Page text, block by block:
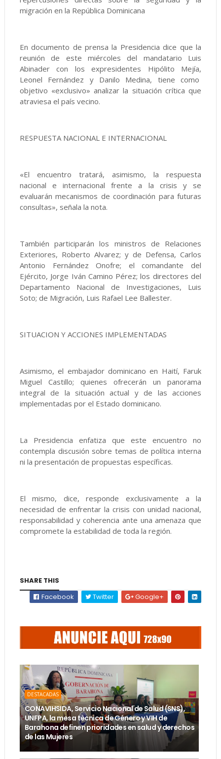
migración en la República Dominicana
En documento de prensa la Presidencia dice que la
reunión de este miércoles del mandatario Luis
Abinader con los expresidentes Hipólito Mejía,
Leonel Fernández y Danilo Medina, tiene como
objetivo «exclusivo» analizar la situación crítica que
atraviesa el país vecino.
RESPUESTA NACIONAL E INTERNACIONAL
«El encuentro tratará, asimismo, la respuesta
nacional e internacional frente a la crisis y se
evaluarán mecanismos de coordinación para futuras
consultas», señala la nota.
También participarán los ministros de Relaciones
Exteriores, Roberto Alvarez; y de Defensa, Carlos
Antonio Fernández Onofre; el comandante del
Ejército, Jorge Iván Camino Pérez; los directores del
Departamento Nacional de Investigaciones, Luis
Soto; de Migración, Luis Rafael Lee Ballester.
SITUACION Y ACCIONES IMPLEMENTADAS
Asimismo, el embajador dominicano en Haití, Faruk
Miguel Castillo; quienes ofrecerán un panorama
integral de la situación actual y de las acciones
implementadas por el Estado dominicano.
La Presidencia enfatiza que este encuentro no
contempla discusión sobre temas de política interna
ni la presentación de propuestas específicas.
El mismo, dice, responde exclusivamente a la
necesidad de enfrentar la crisis con unidad nacional,
responsabilidad y coherencia ante una amenaza que
compromete la estabilidad de toda la región.
SHARE THIS
Facebook
Twitter Google+
DESTACADAS
CONAVIHSIDA, Servicio Nacional de Salud (SNS),
UNFPA, la mesa técnica de Género y VIH de
Barahona definen prioridades en salud y derechos
de las Mujeres